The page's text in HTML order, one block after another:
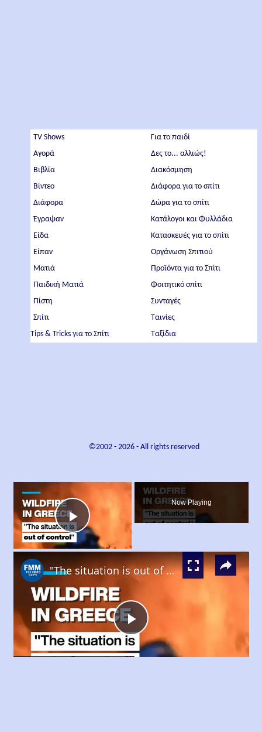
TV Shows
Αγορά
Βιβλία
Βίντεο
Διάφορα
Έγραψαν
Είδα
Είπαν
Ματιά
Παιδική Ματιά
Πίστη
Σπίτι
Tips & Tricks για το Σπίτι
Για το παιδί
Δες το... αλλιώς!
Διακόσμηση
Διάφορα για το σπίτι
Δώρα για το σπίτι
Κατάλογοι και Φυλλάδια
Κατασκευές για το σπίτι
Οργάνωση Σπιτιού
Προϊόντα για το Σπίτι
Φοιτητικό σπίτι
Συνταγές
Ταινίες
Ταξίδια
©2002 - 2026- All rights reserved
×
Play
Video
Now Playing
×
Play
"The situation is out of control": Greek firefighters battle wildfire for fourth day